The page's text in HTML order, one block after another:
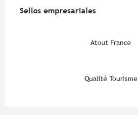
Sellos empresariales
Sellos empresariales
Atout France
Qualité Tourisme